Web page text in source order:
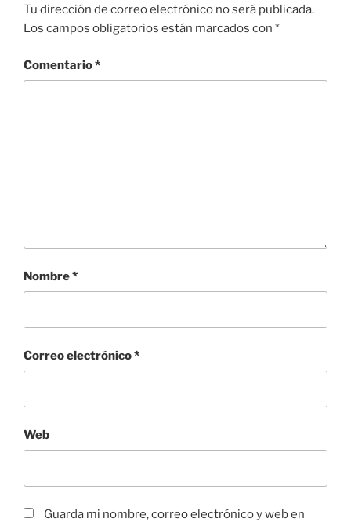
Tu dirección de correo electrónico no será publicada.
Los campos obligatorios están marcados con *
Comentario*
Nombre*
Correo electrónico*
Web
Guarda mi nombre, correo electrónico y web en